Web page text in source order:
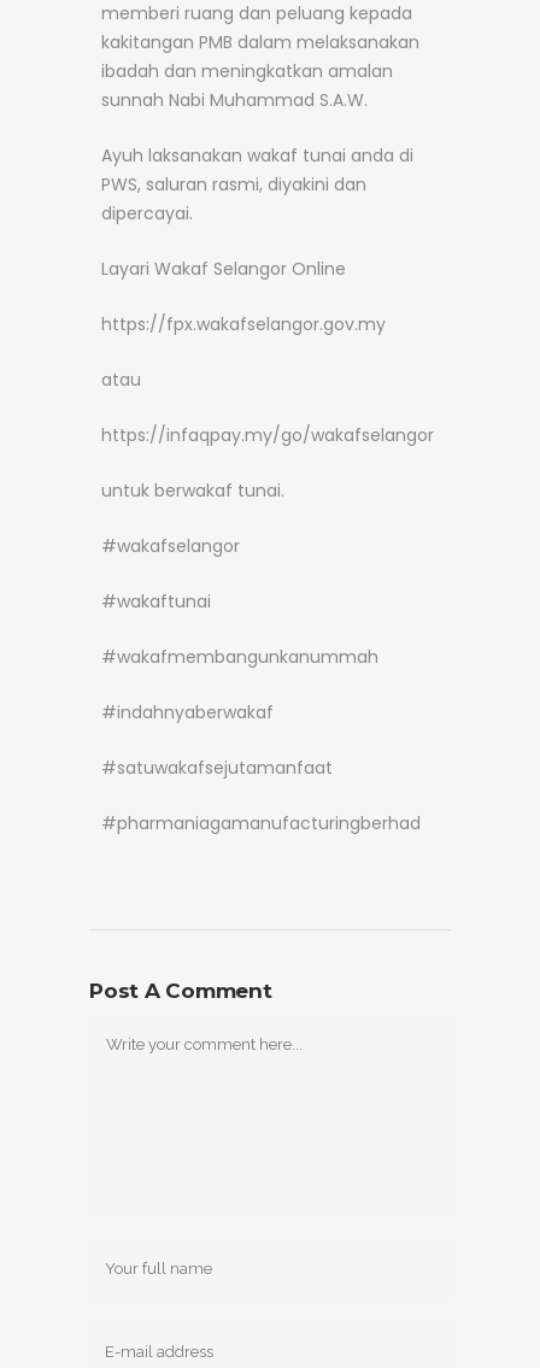
memberi ruang dan peluang kepada
kakitangan PMB dalam melaksanakan
ibadah dan meningkatkan amalan
sunnah Nabi Muhammad S.A.W.
Ayuh laksanakan wakaf tunai anda di
PWS, saluran rasmi, diyakini dan
dipercayai.
Layari Wakaf Selangor Online
https://fpx.wakafselangor.gov.my
atau
https://infaqpay.my/go/wakafselangor
untuk berwakaf tunai.
#wakafselangor
#wakaftunai
#wakafmembangunkanummah
#indahnyaberwakaf
#satuwakafsejutamanfaat
#pharmaniagamanufacturingberhad
Post A Comment